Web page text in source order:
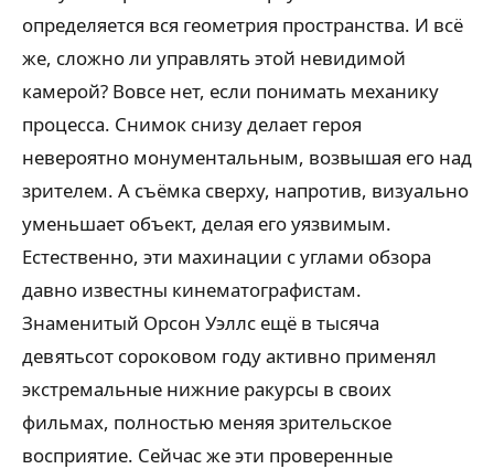
определяется вся геометрия пространства. И всё
же, сложно ли управлять этой невидимой
камерой? Вовсе нет, если понимать механику
процесса. Снимок снизу делает героя
невероятно монументальным, возвышая его над
зрителем. А съёмка сверху, напротив, визуально
уменьшает объект, делая его уязвимым.
Естественно, эти махинации с углами обзора
давно известны кинематографистам.
Знаменитый Орсон Уэллс ещё в тысяча
девятьсот сороковом году активно применял
экстремальные нижние ракурсы в своих
фильмах, полностью меняя зрительское
восприятие. Сейчас же эти проверенные